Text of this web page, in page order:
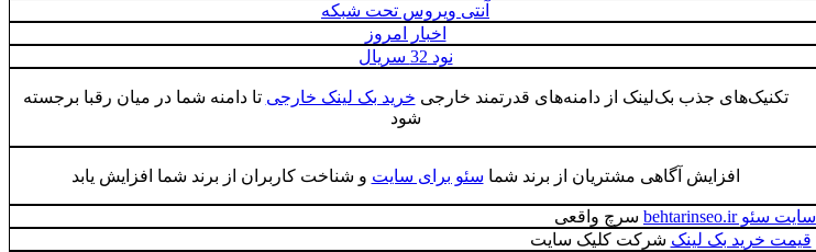
آنتی ویروس تحت شبکه
اخبار امروز
نود 32 سریال
تکنیک‌های جذب بک‌لینک از دامنه‌های قدرتمند خارجی خرید بک لینک خارجی تا دامنه شما در میان رقبا برجسته
شود
افزایش آگاهی مشتریان از برند شما سئو برای سایت و شناخت کاربران از برند شما افزایش یابد
سایت سئو behtarinseo.ir
سرچ واقعی
قیمت خرید بک لینک شرکت کلیک سایت